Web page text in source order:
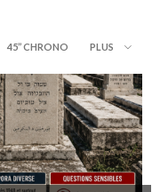
45’’ CHRONO PLUS